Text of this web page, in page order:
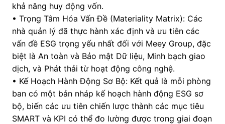
khả năng huy động vốn.
• Trọng Tâm Hóa Vấn Đề (Materiality Matrix): Các
nhà quản lý đã thực hành xác định và ưu tiên các
vấn đề ESG trọng yếu nhất đối với Meey Group, đặc
biệt là An toàn và Bảo mật Dữ liệu, Minh bạch giao
dịch, và Phát thải từ hoạt động công nghệ.
• Kế Hoạch Hành Động Sơ Bộ: Kết quả là mỗi phòng
ban có một bản nháp kế hoạch hành động ESG sơ
bộ, biến các ưu tiên chiến lược thành các mục tiêu
SMART và KPI có thể đo lường được trong giai đoạn